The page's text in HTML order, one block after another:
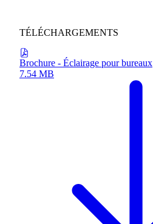
TÉLÉCHARGEMENTS
Brochure - Éclairage pour bureaux
7.54 MB